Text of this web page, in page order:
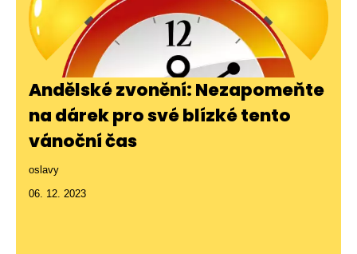
Andělské zvonění: Nezapomeňte
na dárek pro své blízké tento
vánoční čas
oslavy
06. 12. 2023